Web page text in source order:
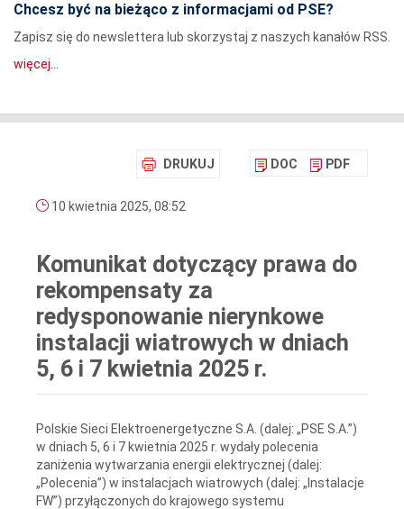
Chcesz być na bieżąco z informacjami od PSE?
Zapisz się do newslettera lub skorzystaj z naszych kanałów RSS.
więcej...
DRUKUJ DOC PDF
10 kwietnia 2025, 08:52
Komunikat dotyczący prawa do
rekompensaty za
redysponowanie nierynkowe
instalacji wiatrowych w dniach
5, 6 i 7 kwietnia 2025 r.
Polskie Sieci Elektroenergetyczne S.A. (dalej: „PSE S.A.”)
w dniach 5, 6 i 7 kwietnia 2025 r. wydały polecenia
zaniżenia wytwarzania energii elektrycznej (dalej:
„Polecenia”) w instalacjach wiatrowych (dalej: „Instalacje
FW”) przyłączonych do krajowego systemu